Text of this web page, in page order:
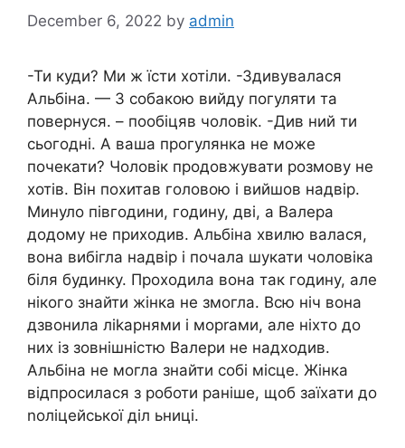
December 6, 2022 by admin
-Ти куди? Ми ж їсти хотіли. -Здивувалася
Альбіна. — З собакою вийду погуляти та
повернуся. – пообіцяв чоловік. -Див ний ти
сьогодні. А ваша прогулянка не може
почекати? Чоловік продовжувати розмову не
хотів. Він похитав головою і вийшов надвір.
Минуло півгодини, годину, дві, а Валера
додому не приходив. Альбіна хвилю валася,
вона вибігла надвір і почала шукати чоловіка
біля будинку. Проходила вона так годину, але
нікого знайти жінка не змогла. Всю ніч вона
дзвонила ліkарнями і морrами, але ніхто до
них із зовнішністю Валери не надходив.
Альбіна не могла знайти собі місце. Жінка
відпросилася з роботи раніше, щоб заїхати до
nоліцейської діл ьниці.